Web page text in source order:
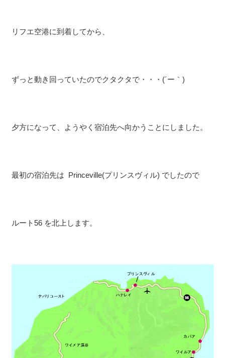
リフエ空港に到着してから、
ずっと動き回っていたのでクタクタで・・・(´ー｀)
夕方になって、ようやく宿泊先へ向かうことにしました。
最初の宿泊先は Princeville(プリンスヴィル) でしたので
ルート56 を北上します。